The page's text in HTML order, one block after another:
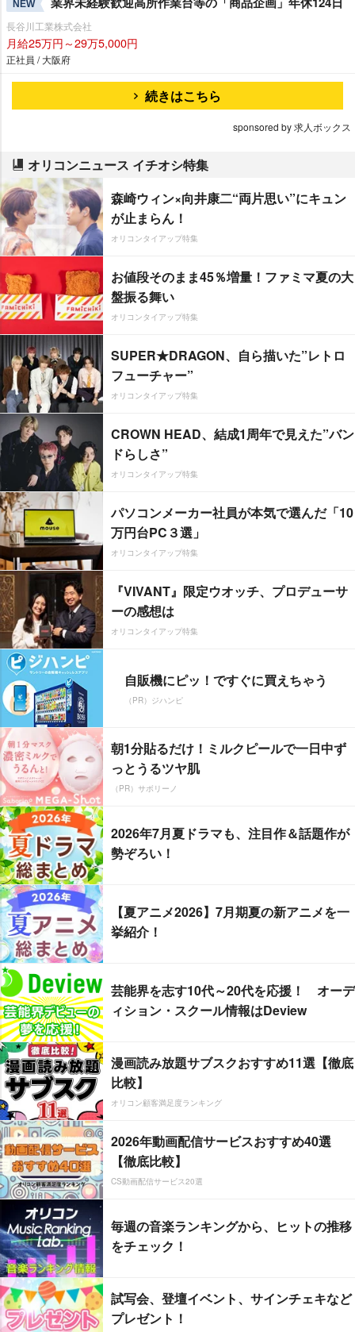
NEW
長谷川工業株式会社
月給25万円～29万5,000円
正社員 / 大阪府
続きはこちら
sponsored by 求人ボックス
オリコンニュース イチオシ特集
森崎ウィン×向井康二“両片思い”にキュン
が止まらん！
オリコンタイアップ特集
お値段そのまま45％増量！ファミマ夏の大
盤振る舞い
オリコンタイアップ特集
SUPER★DRAGON、自ら描いた”レトロ
フューチャー”
オリコンタイアップ特集
CROWN HEAD、結成1周年で見えた”バン
ドらしさ”
オリコンタイアップ特集
パソコンメーカー社員が本気で選んだ「10
万円台PC３選」
オリコンタイアップ特集
『VIVANT』限定ウオッチ、プロデューサ
ーの感想は
オリコンタイアップ特集
自販機にピッ！ですぐに買えちゃう
（PR）ジハンピ
朝1分貼るだけ！ミルクピールで一日中ず
っとうるツヤ肌
（PR）サボリーノ
2026年7月夏ドラマも、注目作＆話題作が
勢ぞろい！
【夏アニメ2026】7月期夏の新アニメを一
挙紹介！
芸能界を志す10代～20代を応援！ オーデ
ィション・スクール情報はDeview
漫画読み放題サブスクおすすめ11選【徹底
比較】
オリコン顧客満足度ランキング
2026年動画配信サービスおすすめ40選
【徹底比較】
CS動画配信サービス20選
毎週の音楽ランキングから、ヒットの推移
をチェック！
試写会、登壇イベント、サインチェキなど
プレゼント！